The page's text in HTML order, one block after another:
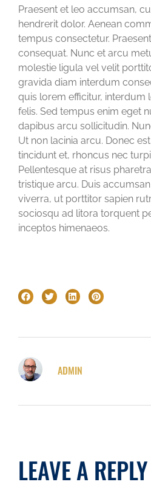
Praesent et leo accumsan,
hendrerit dolor. Aenean
tempus consectetur.
consequat. Nunc et arcu
molestie ligula vel velit
gravida diam interdum
quis lorem efficitur, interdum
felis. Sed tempus enim eget
dapibus arcu sollicitudin.
Ut non lacinia arcu. Donec
tincidunt et, rhoncus nec
Pellentesque at risus
tristique arcu. Duis
viverra, ut porttitor sapien
sociosqu ad litora torquent
inceptos himenaeos.
ADMIN
LEAVE A REPLY